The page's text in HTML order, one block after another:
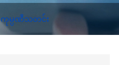
ကုမ္ပဏီသတင်း